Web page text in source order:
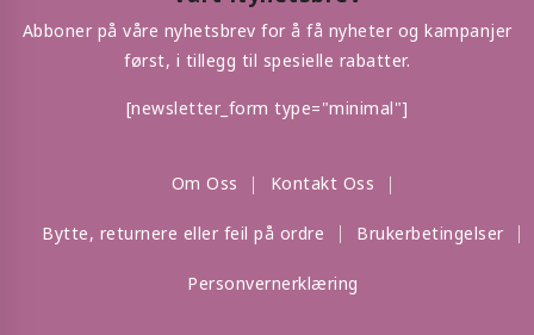
Abboner på våre nyhetsbrev for å få nyheter og kampanjer
først, i tillegg til spesielle rabatter.
[newsletter_form type="minimal"]
Om Oss Kontakt Oss
Bytte, returnere eller feil på ordre Brukerbetingelser
Personvernerklæring